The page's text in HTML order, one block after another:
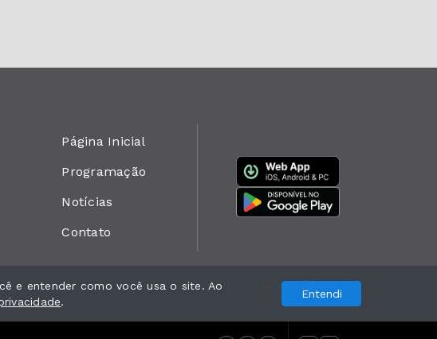
Página Inicial
Programação
Notícias
Contato
Com a tecnologia
e entender como você usa o site. Ao
.
Entendi